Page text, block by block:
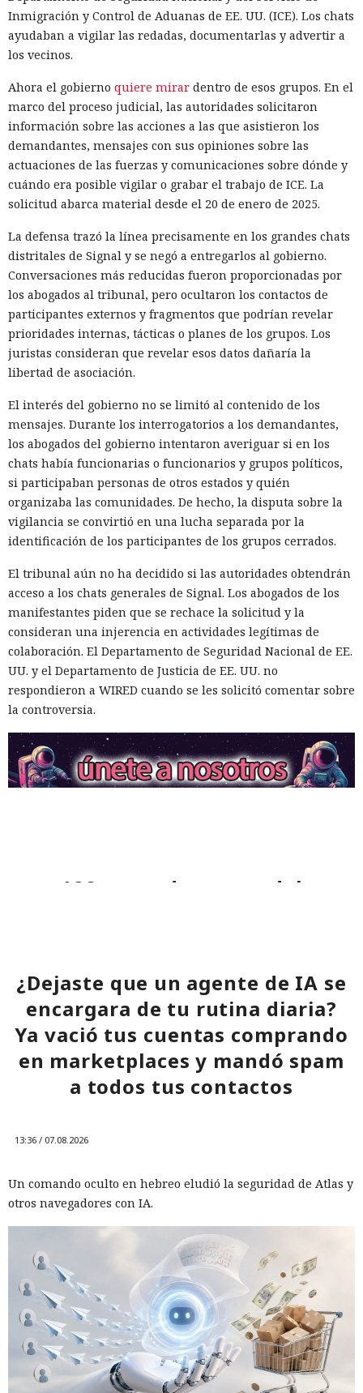
Inmigración y Control de Aduanas de EE. UU. (ICE). Los chats
ayudaban a vigilar las redadas, documentarlas y advertir a
los vecinos.
Ahora el gobierno quiere mirar dentro de esos grupos. En el
marco del proceso judicial, las autoridades solicitaron
información sobre las acciones a las que asistieron los
demandantes, mensajes con sus opiniones sobre las
actuaciones de las fuerzas y comunicaciones sobre dónde y
cuándo era posible vigilar o grabar el trabajo de ICE. La
solicitud abarca material desde el 20 de enero de 2025.
La defensa trazó la línea precisamente en los grandes chats
distritales de Signal y se negó a entregarlos al gobierno.
Conversaciones más reducidas fueron proporcionadas por
los abogados al tribunal, pero ocultaron los contactos de
participantes externos y fragmentos que podrían revelar
prioridades internas, tácticas o planes de los grupos. Los
juristas consideran que revelar esos datos dañaría la
libertad de asociación.
El interés del gobierno no se limitó al contenido de los
mensajes. Durante los interrogatorios a los demandantes,
los abogados del gobierno intentaron averiguar si en los
chats había funcionarias o funcionarios y grupos políticos,
si participaban personas de otros estados y quién
organizaba las comunidades. De hecho, la disputa sobre la
vigilancia se convirtió en una lucha separada por la
identificación de los participantes de los grupos cerrados.
El tribunal aún no ha decidido si las autoridades obtendrán
acceso a los chats generales de Signal. Los abogados de los
manifestantes piden que se rechace la solicitud y la
consideran una injerencia en actividades legítimas de
colaboración. El Departamento de Seguridad Nacional de EE.
UU. y el Departamento de Justicia de EE. UU. no
respondieron a WIRED cuando se les solicitó comentar sobre
la controversia.
128 segundos antes del
08:25 / 08.08.2026
La defensa detectó la amenaza antes de que la situación se
descontrolara.
A veces, en la defensa contra un ciberataque lo decisivo no
son las acciones humanas, sino la velocidad de los sistemas
automáticos de protección. Así fue en la empresa QNET —
jugador global en el mercado de ventas directas con un
¿Dejaste que un agente de IA se
encargara de tu rutina diaria?
Ya vació tus cuentas comprando
en marketplaces y mandó spam
a todos tus contactos
13:36 / 07.08.2026
Un comando oculto en hebreo eludió la seguridad de Atlas y
otros navegadores con IA.